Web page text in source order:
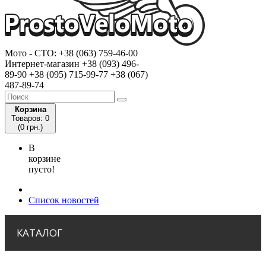
Мото - CTO: +38 (063) 759-46-00
Интернет-магазин +38 (093) 496-
89-90 +38 (095) 715-99-77 +38 (067)
487-89-74
Корзина
Товаров: 0
(0 грн.)
В
корзине
пусто!
Список новостей
КАТАЛОГ